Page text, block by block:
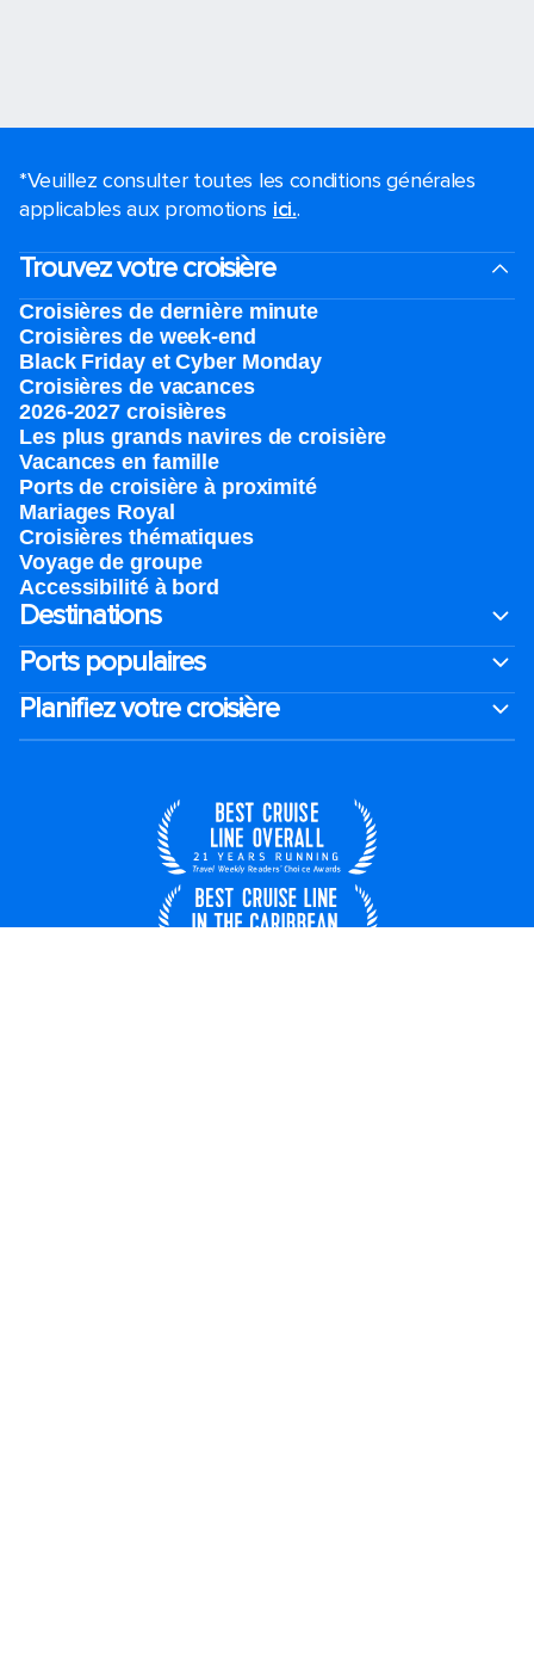
*Veuillez consulter toutes les conditions générales
applicables aux promotions ici..
Trouvez votre croisière
Croisières de dernière minute
Croisières de week-end
Black Friday et Cyber Monday
Croisières de vacances
2026-2027 croisières
Les plus grands navires de croisière
Vacances en famille
Ports de croisière à proximité
Mariages Royal
Croisières thématiques
Voyage de groupe​
Accessibilité à bord​
Destinations
Ports populaires
Planifiez votre croisière